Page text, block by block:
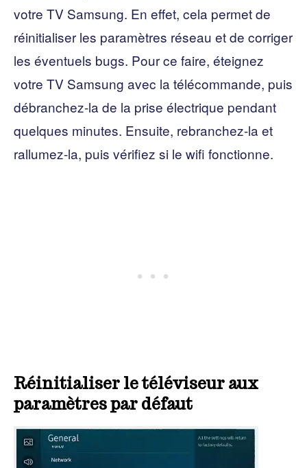
votre TV Samsung. En effet, cela permet de
réinitialiser les paramètres réseau et de corriger
les éventuels bugs. Pour ce faire, éteignez
votre TV Samsung avec la télécommande, puis
débranchez-la de la prise électrique pendant
quelques minutes. Ensuite, rebranchez-la et
rallumez-la, puis vérifiez si le wifi fonctionne.
Réinitialiser le téléviseur aux
paramètres par défaut